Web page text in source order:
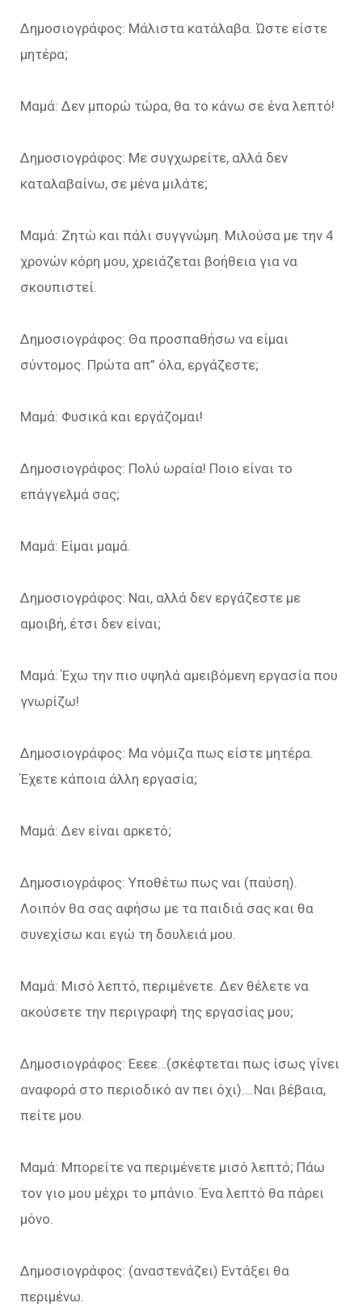
Δημοσιογράφος: Μάλιστα κατάλαβα. Ώστε είστε
μητέρα;
Μαμά: Δεν μπορώ τώρα, θα το κάνω σε ένα λεπτό!
Δημοσιογράφος: Με συγχωρείτε, αλλά δεν
καταλαβαίνω, σε μένα μιλάτε;
Μαμά: Ζητώ και πάλι συγγνώμη. Μιλούσα με την 4
χρονών κόρη μου, χρειάζεται βοήθεια για να
σκουπιστεί.
Δημοσιογράφος: Θα προσπαθήσω να είμαι
σύντομος. Πρώτα απ” όλα, εργάζεστε;
Μαμά: Φυσικά και εργάζομαι!
Δημοσιογράφος: Πολύ ωραία! Ποιο είναι το
επάγγελμά σας;
Μαμά: Είμαι μαμά.
Δημοσιογράφος: Ναι, αλλά δεν εργάζεστε με
αμοιβή, έτσι δεν είναι;
Μαμά: Έχω την πιο υψηλά αμειβόμενη εργασία που
γνωρίζω!
Δημοσιογράφος: Μα νόμιζα πως είστε μητέρα.
Έχετε κάποια άλλη εργασία;
Μαμά: Δεν είναι αρκετό;
Δημοσιογράφος: Υποθέτω πως ναι (παύση).
Λοιπόν θα σας αφήσω με τα παιδιά σας και θα
συνεχίσω και εγώ τη δουλειά μου.
Μαμά: Μισό λεπτό, περιμένετε. Δεν θέλετε να
ακούσετε την περιγραφή της εργασίας μου;
Δημοσιογράφος: Εεεε…(σκέφτεται πως ίσως γίνει
αναφορά στο περιοδικό αν πει όχι)….Ναι βέβαια,
πείτε μου.
Μαμά: Μπορείτε να περιμένετε μισό λεπτό; Πάω
τον γιο μου μέχρι το μπάνιο. Ένα λεπτό θα πάρει
μόνο.
Δημοσιογράφος: (αναστενάζει) Εντάξει θα
περιμένω.